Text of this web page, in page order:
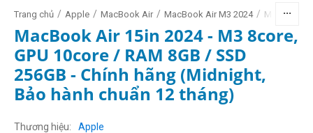
Trang chủ / Apple / MacBook Air / MacBook Air M3 2024 / MacBook
MacBook Air 15in 2024 - M3 8core,
GPU 10core / RAM 8GB / SSD
256GB - Chính hãng (Midnight,
Bảo hành chuẩn 12 tháng)
Thương hiệu Apple